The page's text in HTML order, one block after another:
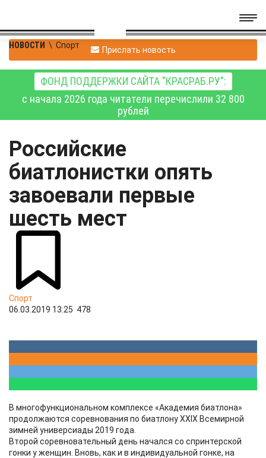
НОВОСТИ \ Спорт Прислать новость
ФОНД ПОДДЕРЖКИ САЙТА "КРАСРАБ.РУ":
с начала 2026 года читатели перечислили 32 800
рублей
Российские
биатлонистки опять
завоевали первые
шесть мест
Спорт
06.03.2019 13:25 478
В многофункциональном комплексе «Академия биатлона»
продолжаются соревнования по биатлону XXIX Всемирной
зимней универсиады 2019 года.
Второй соревновательный день начался со спринтерской
гонки у женщин. Вновь, как и в индивидуальной гонке, на